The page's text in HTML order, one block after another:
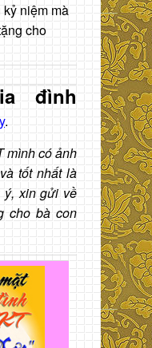
niệm mà
cho
đình
.
mình có ảnh
tốt nhất là
ý, xin gửi về
cho bà con